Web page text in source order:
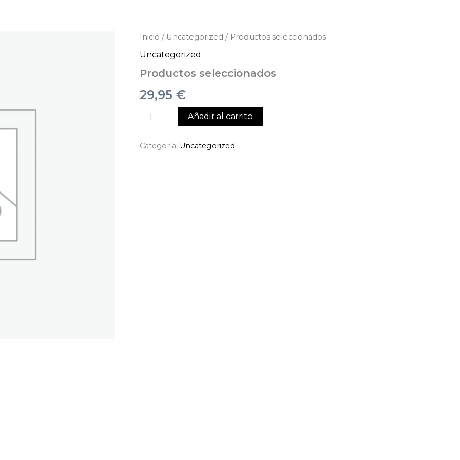
Inicio / Uncategorized / Productos seleccionados
Uncategorized
Productos seleccionados
29,95 €
Productos
cantidad
Añadir al carrito
Categoría: Uncategorized